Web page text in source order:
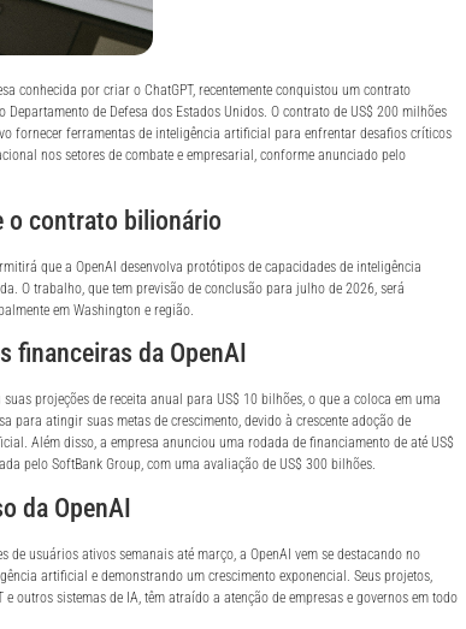
conhecida por criar o ChatGPT, recentemente conquistou um contrato
de Defesa dos Estados Unidos. O contrato de US$ 200 milhões
fornecer ferramentas de inteligência artificial para enfrentar desafios críticos
nos setores de combate e empresarial, conforme anunciado pelo
o contrato bilionário
que a OpenAI desenvolva protótipos de capacidades de inteligência
O trabalho, que tem previsão de conclusão para julho de 2026, será
em Washington e região.
financeiras da OpenAI
suas projeções de receita anual para US$ 10 bilhões, o que a coloca em uma
para atingir suas metas de crescimento, devido à crescente adoção de
Além disso, a empresa anunciou uma rodada de financiamento de até US$
pelo SoftBank Group, com uma avaliação de US$ 300 bilhões.
da OpenAI
de usuários ativos semanais até março, a OpenAI vem se destacando no
artificial e demonstrando um crescimento exponencial. Seus projetos,
e outros sistemas de IA, têm atraído a atenção de empresas e governos em todo